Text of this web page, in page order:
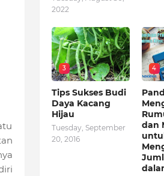
2022
3
Tips Sukses Budi
Daya Kacang
Hijau
Tuesday, September
20, 2016
4
dan